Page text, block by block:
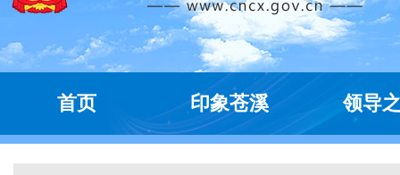
首页 印象苍溪 领导